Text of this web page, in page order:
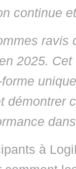
continue
ravis
2025.
démontrer
à